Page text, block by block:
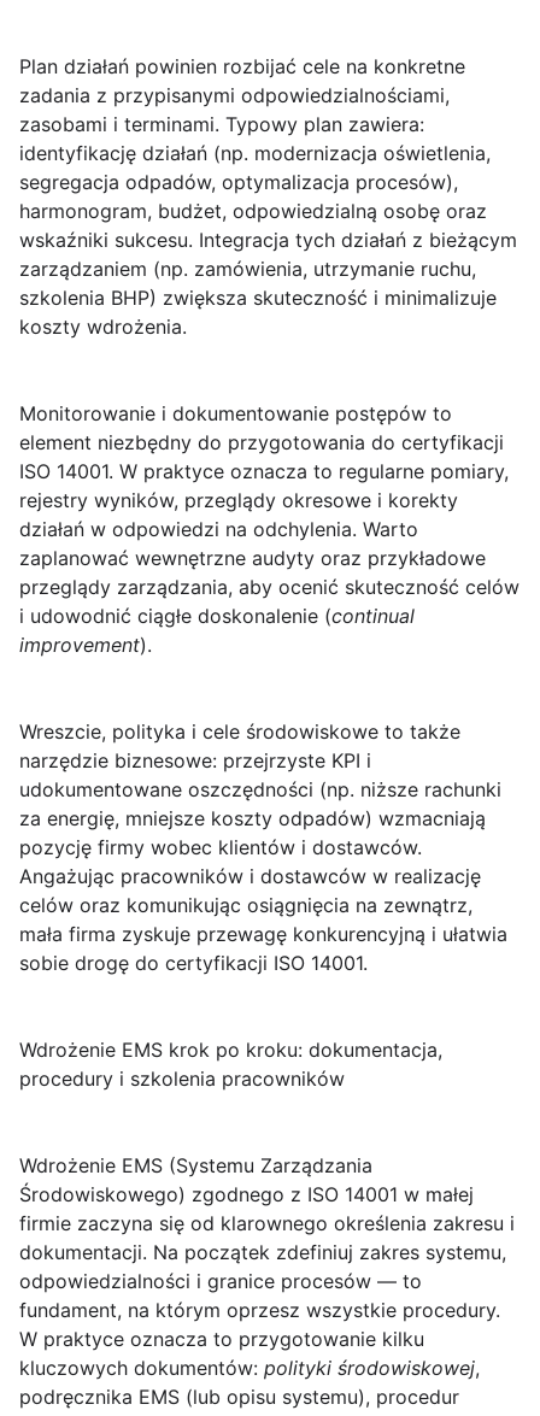
Plan działań powinien rozbijać cele na konkretne
zadania z przypisanymi odpowiedzialnościami,
zasobami i terminami. Typowy plan zawiera:
identyfikację działań (np. modernizacja oświetlenia,
segregacja odpadów, optymalizacja procesów),
harmonogram, budżet, odpowiedzialną osobę oraz
wskaźniki sukcesu. Integracja tych działań z bieżącym
zarządzaniem (np. zamówienia, utrzymanie ruchu,
szkolenia BHP) zwiększa skuteczność i minimalizuje
koszty wdrożenia.
Monitorowanie i dokumentowanie postępów to
element niezbędny do przygotowania do certyfikacji
ISO 14001. W praktyce oznacza to regularne pomiary,
rejestry wyników, przeglądy okresowe i korekty
działań w odpowiedzi na odchylenia. Warto
zaplanować wewnętrzne audyty oraz przykładowe
przeglądy zarządzania, aby ocenić skuteczność celów
i udowodnić ciągłe doskonalenie (continual
improvement).
Wreszcie, polityka i cele środowiskowe to także
narzędzie biznesowe: przejrzyste KPI i
udokumentowane oszczędności (np. niższe rachunki
za energię, mniejsze koszty odpadów) wzmacniają
pozycję firmy wobec klientów i dostawców.
Angażując pracowników i dostawców w realizację
celów oraz komunikując osiągnięcia na zewnątrz,
mała firma zyskuje przewagę konkurencyjną i ułatwia
sobie drogę do certyfikacji ISO 14001.
Wdrożenie EMS krok po kroku: dokumentacja,
procedury i szkolenia pracowników
Wdrożenie EMS (Systemu Zarządzania
Środowiskowego) zgodnego z ISO 14001 w małej
firmie zaczyna się od klarownego określenia zakresu i
dokumentacji. Na początek zdefiniuj zakres systemu,
odpowiedzialności i granice procesów — to
fundament, na którym oprzesz wszystkie procedury.
W praktyce oznacza to przygotowanie kilku
kluczowych dokumentów: polityki środowiskowej,
podręcznika EMS (lub opisu systemu), procedur